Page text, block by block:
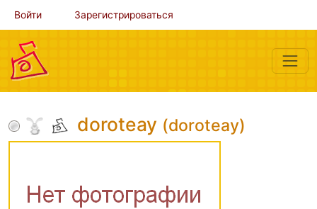
Войти Зарегистрироваться
doroteay (doroteay)